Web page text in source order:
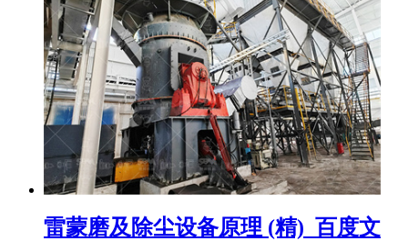
雷蒙磨及除尘设备原理 (精)_百度文